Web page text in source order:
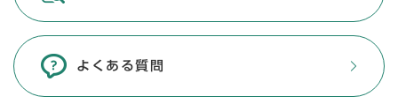
よくある質問